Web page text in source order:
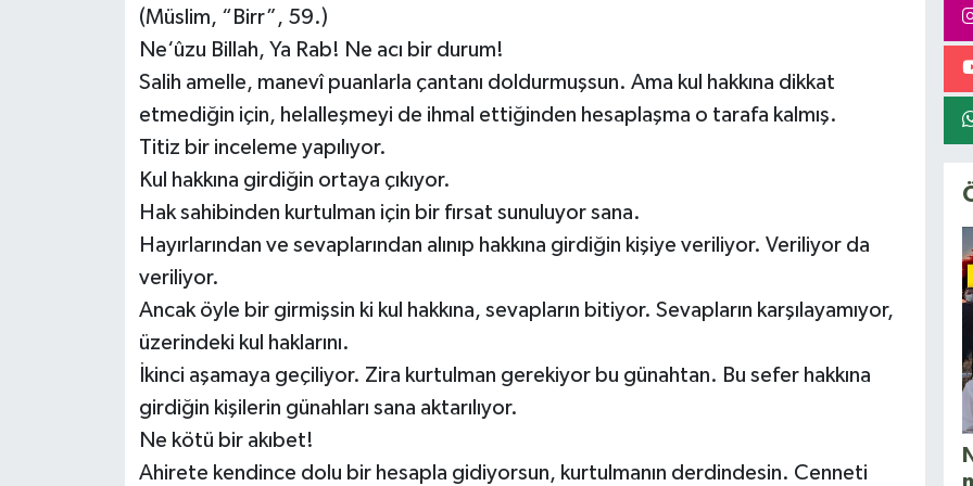
(Müslim, “Birr”, 59.)
Ne‘ûzu Billah, Ya Rab! Ne acı bir durum!
Salih amelle, manevî puanlarla çantanı doldurmuşsun. Ama kul hakkına dikkat
etmediğin için, helalleşmeyi de ihmal ettiğinden hesaplaşma o tarafa kalmış.
Titiz bir inceleme yapılıyor.
Kul hakkına girdiğin ortaya çıkıyor.
Hak sahibinden kurtulman için bir fırsat sunuluyor sana.
Hayırlarından ve sevaplarından alınıp hakkına girdiğin kişiye veriliyor. Veriliyor da
veriliyor.
Ancak öyle bir girmişsin ki kul hakkına, sevapların bitiyor. Sevapların karşılayamıyor,
üzerindeki kul haklarını.
İkinci aşamaya geçiliyor. Zira kurtulman gerekiyor bu günahtan. Bu sefer hakkına
girdiğin kişilerin günahları sana aktarılıyor.
Ne kötü bir akıbet!
Ahirete kendince dolu bir hesapla gidiyorsun, kurtulmanın derdindesin. Cenneti